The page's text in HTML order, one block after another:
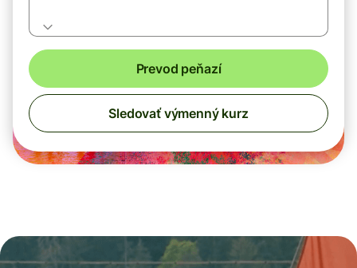
Prevod peňazí
Sledovať výmenný kurz